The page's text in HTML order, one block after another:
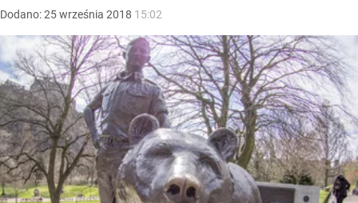
Dodano:25września 2018 15:02